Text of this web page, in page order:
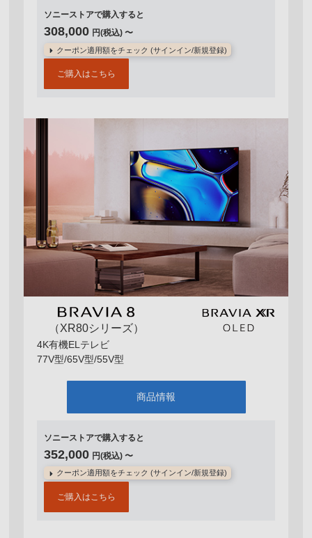
ソニーストアで購入すると
308,000 円(税込) 〜
クーポン適用額をチェック (サインイン/新規登録)
ご購入はこちら
（XR80シリーズ）
4K有機ELテレビ
77V型/65V型/55V型
商品情報
ソニーストアで購入すると
352,000 円(税込) 〜
クーポン適用額をチェック (サインイン/新規登録)
ご購入はこちら